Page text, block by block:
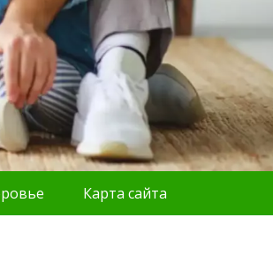
Карта сайта